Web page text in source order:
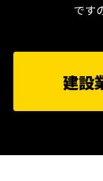
です
建設